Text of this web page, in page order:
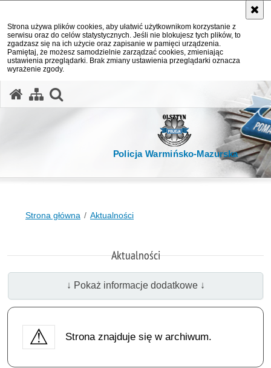
Strona używa plików cookies, aby ułatwić użytkownikom korzystanie z
serwisu oraz do celów statystycznych. Jeśli nie blokujesz tych plików, to
zgadzasz się na ich użycie oraz zapisanie w pamięci urządzenia.
Pamiętaj, że możesz samodzielnie zarządzać cookies, zmieniając
ustawienia przeglądarki. Brak zmiany ustawienia przeglądarki oznacza
wyrażenie zgody.
Policja Warmińsko-Mazurska
Strona główna Aktualności
Aktualności
↓ Pokaż informacje dodatkowe ↓
Strona znajduje się w archiwum.